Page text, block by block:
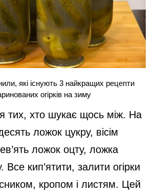
які існують 3 найкращих рецепти
огірків на зиму
тих, хто шукає щось між. На
ложок цукру, вісім
ложок оцту, ложка
Все кип’ятити, залити огірки
кропом і листям. Цей